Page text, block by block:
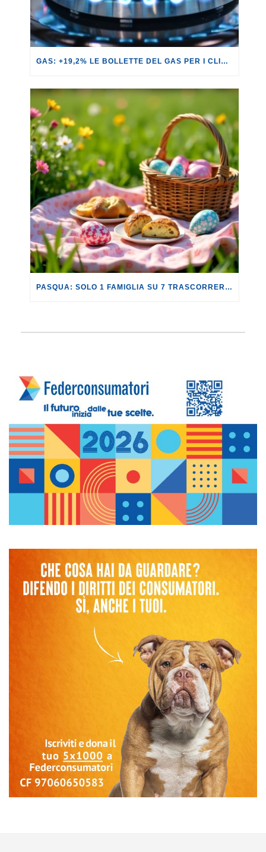
GAS: +19,2% LE BOLLETTE DEL GAS PER I CLIENTI IN SERVIZIO DI VULNERABILITÀ.
PASQUA: SOLO 1 FAMIGLIA SU 7 TRASCORRERÀ QUESTA FESTIVITÀ LONTANO DA CASA.